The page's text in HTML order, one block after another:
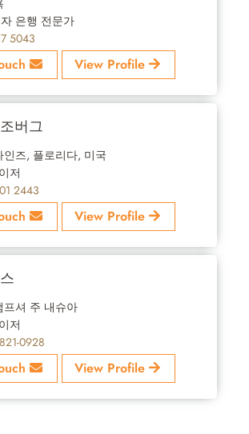
은행 전문가
5043
View Profile
버그
인즈, 플로리다, 미국
저
2443
View Profile
프셔 주 내슈아
저
0928
View Profile